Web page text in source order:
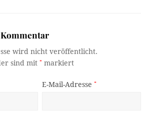
wird nicht veröffentlicht.
sind mit* markiert
E-Mail-Adresse*